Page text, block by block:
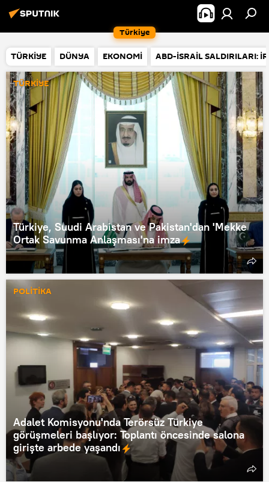
Türkiye
TÜRKİYE DÜNYA EKONOMİ ABD-İSRAİL SALDIRILARI:
TÜRKİYE
Türkiye, Suudi Arabistan ve Pakistan'dan 'Mekke
Ortak Savunma Anlaşması'na imza
POLİTİKA
Adalet Komisyonu'nda Terörsüz Türkiye
görüşmeleri başlıyor: Toplantı öncesinde salona
girişte arbede yaşandı